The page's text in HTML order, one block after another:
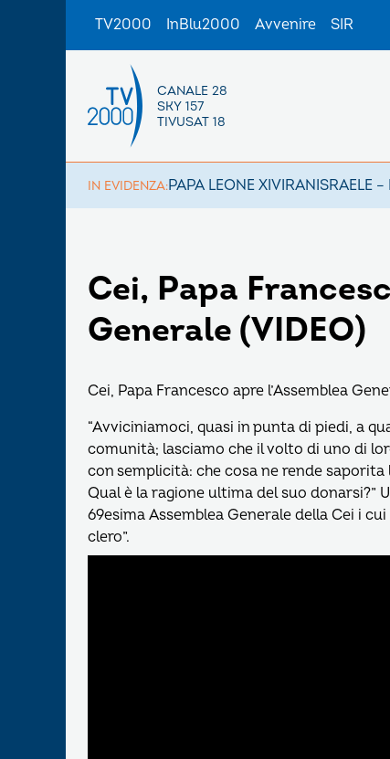
TV2000 InBlu2000 Avvenire SIR
CANALE 28
SKY 157
TIVUSAT 18
IN EVIDENZA:PAPA LEONE XIVIRANISRAELE
Cei, Papa
Generale (VIDEO)
Cei, Papa Francesco apre l’Assemblea
“Avviciniamoci, quasi in punta di piedi, a
comunità; lasciamo che il volto di uno di
con semplicità: che cosa ne rende
Qual è la ragione ultima del suo donarsi?”
69esima Assemblea Generale della Cei i
clero”.